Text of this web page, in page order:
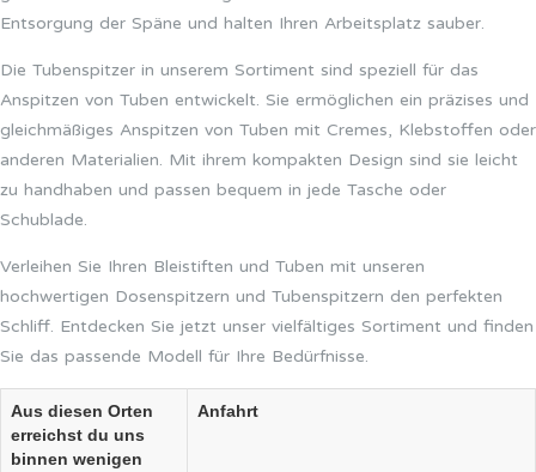
Entsorgung der Späne und halten Ihren Arbeitsplatz sauber.
Die Tubenspitzer in unserem Sortiment sind speziell für das
Anspitzen von Tuben entwickelt. Sie ermöglichen ein präzises und
gleichmäßiges Anspitzen von Tuben mit Cremes, Klebstoffen oder
anderen Materialien. Mit ihrem kompakten Design sind sie leicht
zu handhaben und passen bequem in jede Tasche oder
Schublade.
Verleihen Sie Ihren Bleistiften und Tuben mit unseren
hochwertigen Dosenspitzern und Tubenspitzern den perfekten
Schliff. Entdecken Sie jetzt unser vielfältiges Sortiment und finden
Sie das passende Modell für Ihre Bedürfnisse.
Aus diesen Orten
erreichst du uns
binnen wenigen
Anfahrt